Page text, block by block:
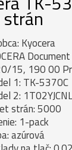
Kyocera
15, 190 00
1: TK-5370C
2:
strán: 5000
1-pack
azúrová